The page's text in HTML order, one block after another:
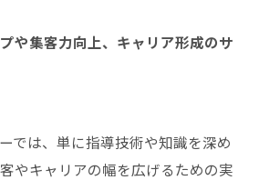
や集客力向上、キャリア形成のサ
では、単に指導技術や知識を深め
やキャリアの幅を広げるための実